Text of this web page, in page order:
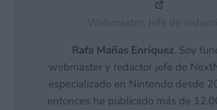
Rafa Mañas Enríquez. Soy
webmaster y redactor jefe de
especializado en Nintendo desde
entonces he publicado más de